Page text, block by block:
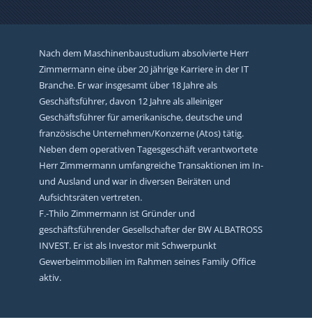
Nach dem Maschinenbaustudium absolvierte Herr
Zimmermann eine über 20 jährige Karriere in der IT
Branche. Er war insgesamt über 18 Jahre als
Geschäftsführer, davon 12 Jahre als alleiniger
Geschäftsführer für amerikanische, deutsche und
französische Unternehmen/Konzerne (Atos) tätig.
Neben dem operativen Tagesgeschäft verantwortete
Herr Zimmermann umfangreiche Transaktionen im In-
und Ausland und war in diversen Beiräten und
Aufsichtsräten vertreten.
F.-Thilo Zimmermann ist Gründer und
geschäftsführender Gesellschafter der BW ALBATROSS
INVEST. Er ist als Investor mit Schwerpunkt
Gewerbeimmobilien im Rahmen seines Family Office
aktiv.